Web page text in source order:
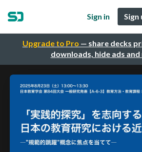
Upgrade to Pro — share decks
downloads, hide ads
Sign in